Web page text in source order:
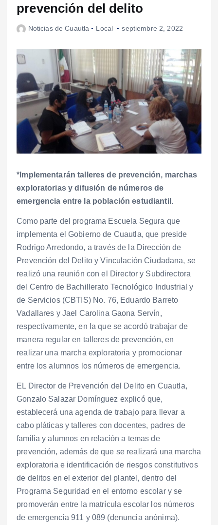
prevención del delito
Noticias de Cuautla Local septiembre 2, 2022
*Implementarán talleres de prevención, marchas
exploratorias y difusión de números de
emergencia entre la población estudiantil.
Como parte del programa Escuela Segura que
implementa el Gobierno de Cuautla, que preside
Rodrigo Arredondo, a través de la Dirección de
Prevención del Delito y Vinculación Ciudadana, se
realizó una reunión con el Director y Subdirectora
del Centro de Bachillerato Tecnológico Industrial y
de Servicios (CBTIS) No. 76, Eduardo Barreto
Vadallares y Jael Carolina Gaona Servín,
respectivamente, en la que se acordó trabajar de
manera regular en talleres de prevención, en
realizar una marcha exploratoria y promocionar
entre los alumnos los números de emergencia.
EL Director de Prevención del Delito en Cuautla,
Gonzalo Salazar Domínguez explicó que,
establecerá una agenda de trabajo para llevar a
cabo pláticas y talleres con docentes, padres de
familia y alumnos en relación a temas de
prevención, además de que se realizará una marcha
exploratoria e identificación de riesgos constitutivos
de delitos en el exterior del plantel, dentro del
Programa Seguridad en el entorno escolar y se
promoverán entre la matrícula escolar los números
de emergencia 911 y 089 (denuncia anónima).